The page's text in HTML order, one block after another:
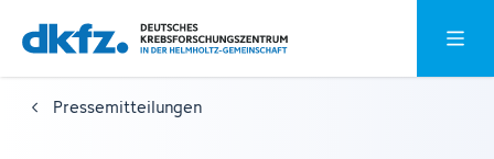
Zum
Hauptinhalt
springen
Zur
Fußzeile
springen
Pressemitteilungen